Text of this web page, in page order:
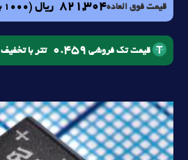
قیمت فوق العاده821,304 ریال (1000 به بالا)
قیمت تک فروشی 0.459 تتر با تخفیف